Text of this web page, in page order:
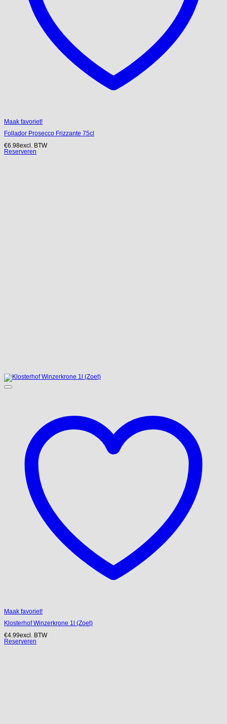
Maak favoriet!
Follador Prosecco Frizzante 75cl
€6.98excl. BTW
Reserveren
Maak favoriet!
Klosterhof Winzerkrone 1l (Zoet)
€4.99excl. BTW
Reserveren